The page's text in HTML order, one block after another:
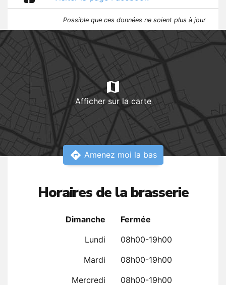
Possible que ces données ne soient plus à jour
map
Afficher sur la carte
directions Amenez moi la bas
Horaires de la brasserie
Dimanche
Fermée
Lundi
08h00-19h00
Mardi
08h00-19h00
Mercredi
08h00-19h00